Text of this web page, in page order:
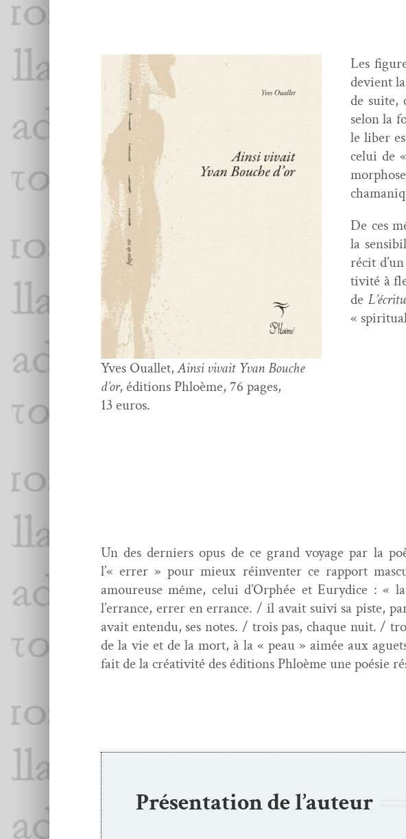
Yves Oual­let,Ain­si vivait Yvan Bouche
d’or, édi­tions Phloème, 76 pages,
13 euros.
Les
devient
de suite,
selon la
le liber
celui de
De ces
la
réc­it
tiv­ité à
de
«
Un des derniers opus de ce grand voy­age par la
l’« errer » pour mieux réin­ven­ter ce rap­port
amoureuse même, celui d’Orphée et Eury­dice : «
l’errance, errer en errance. / il avait suivi sa piste,
avait enten­du, ses notes. / trois pas, chaque nuit. /
de la vie et de la mort, à la « peau » aimée aux
fait de la créa­tiv­ité des édi­tions Phloème une poésie
Présentation de l’auteur